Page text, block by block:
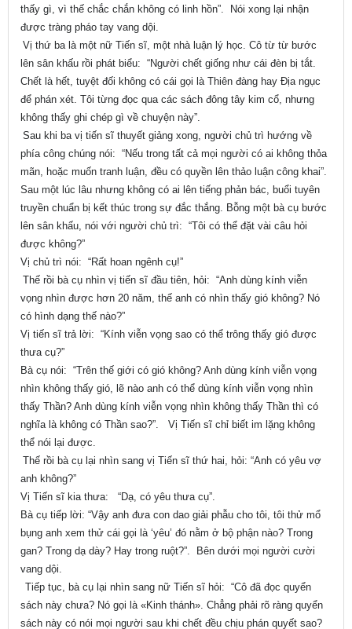
thấy gì, vì thế chắc chắn không có linh hồn”. Nói xong lại nhận
được tràng pháo tay vang dội.
Vị thứ ba là một nữ Tiến sĩ, một nhà luận lý học. Cô từ từ bước
lên sân khấu rồi phát biểu: “Người chết giống như cái đèn bị tắt.
Chết là hết, tuyệt đối không có cái gọi là Thiên đàng hay Địa ngục
để phán xét. Tôi từng đọc qua các sách đông tây kim cổ, nhưng
không thấy ghi chép gì về chuyện này”.
Sau khi ba vị tiến sĩ thuyết giảng xong, người chủ trì hướng về
phía công chúng nói: “Nếu trong tất cả mọi người có ai không thỏa
mãn, hoặc muốn tranh luận, đều có quyền lên thảo luận công khai”.
Sau một lúc lâu nhưng không có ai lên tiếng phản bác, buổi tuyên
truyền chuẩn bị kết thúc trong sự đắc thắng. Bỗng một bà cụ bước
lên sân khấu, nói với người chủ trì: “Tôi có thể đặt vài câu hỏi
được không?”
Vị chủ trì nói: “Rất hoan ngênh cụ!”
Thế rồi bà cụ nhìn vị tiến sĩ đầu tiên, hỏi: “Anh dùng kính viễn
vọng nhìn được hơn 20 năm, thế anh có nhìn thấy gió không? Nó
có hình dạng thế nào?”
Vị tiến sĩ trả lời: “Kính viễn vọng sao có thể trông thấy gió được
thưa cụ?”
Bà cụ nói: “Trên thế giới có gió không? Anh dùng kính viễn vọng
nhìn không thấy gió, lẽ nào anh có thể dùng kính viễn vọng nhìn
thấy Thần? Anh dùng kính viễn vọng nhìn không thấy Thần thì có
nghĩa là không có Thần sao?”. Vị Tiến sĩ chỉ biết im lặng không
thể nói lại được.
Thế rồi bà cụ lại nhìn sang vị Tiến sĩ thứ hai, hỏi: “Anh có yêu vợ
anh không?”
Vị Tiến sĩ kia thưa: “Dạ, có yêu thưa cụ”.
Bà cụ tiếp lời: “Vậy anh đưa con dao giải phẫu cho tôi, tôi thử mổ
bụng anh xem thử cái gọi là ‘yêu’ đó nằm ở bộ phận nào? Trong
gan? Trong dạ dày? Hay trong ruột?”. Bên dưới mọi người cười
vang dội.
Tiếp tục, bà cụ lại nhìn sang nữ Tiến sĩ hỏi: “Cô đã đọc quyển
sách này chưa? Nó gọi là «Kinh thánh». Chẳng phải rõ ràng quyển
sách này có nói mọi người sau khi chết đều chịu phán quyết sao?